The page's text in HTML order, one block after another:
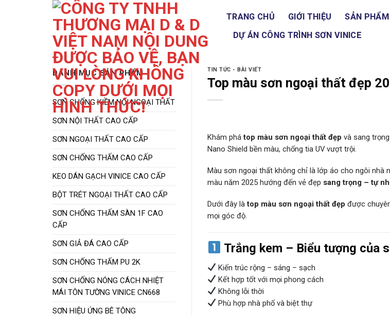
TRANG CHỦ GIỚI THIỆU SẢN PHẨM
DỰ ÁN CÔNG TRÌNH SƠN VINICE
DANH MỤC SẢN PHẨM
SƠN CHỐNG KIỀM NỘI NGOẠI THẤT
SƠN NỘI THẤT CAO CẤP
SƠN NGOẠI THẤT CAO CẤP
SƠN CHỐNG THẤM CAO CẤP
KEO DÁN GẠCH VINICE CAO CẤP
BỘT TRÉT NGOẠI THẤT CAO CẤP
SƠN CHỐNG THẤM SÀN 1F CAO
CẤP
SƠN GIẢ ĐÁ CAO CẤP
SƠN CHỐNG THẤM PU 2K
SƠN CHỐNG NÓNG CÁCH NHIỆT
MÁI TÔN TƯỜNG VINICE CN668
SƠN HIỆU ỨNG BÊ TÔNG
TIN TỨC - BÀI VIẾT
Top màu sơn ngoại thất đẹp
Khám phátop màu sơn ngoại thất đẹp và sang
Nano Shield bền màu, chống tia UV vượt trội.
Màu sơn ngoại thất không chỉ là lớp áo cho ngôi nhà
màu năm 2025 hướng đến vẻ đẹp sang trọng – tự
Dưới đây làtop màu sơn ngoại thất đẹp được
mọi góc độ.
Trắng kem – Biểu tượng của
Kiến trúc rộng – sáng – sạch
Kết hợp tốt với mọi phong cách
Không lỗi thời
Phù hợp nhà phố và biệt thự